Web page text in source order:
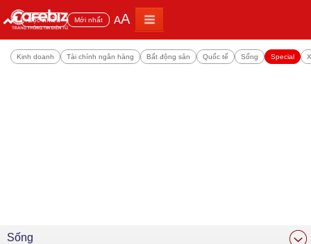
Đọc nhiều Mới nhất AA
Kinh doanh Tài chính ngân hàng Bất động sản Quốc tế Sống Special
Sống